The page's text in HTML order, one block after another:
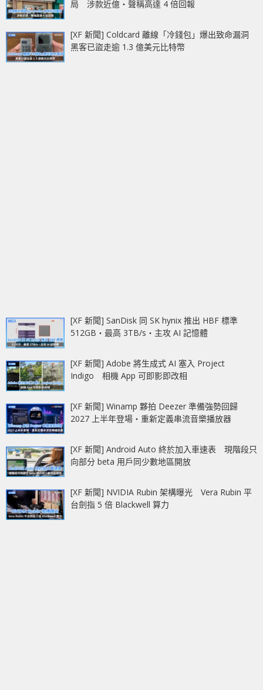
局 涉款近億‧聲稱高達 4 倍回報
[XF 新聞] Coldcard 離線「冷錢包」爆出致命漏洞
黑客已盜走逾 1.3 億美元比特幣
[XF 新聞] SanDisk 同 SK hynix 推出 HBF 標準
512GB‧最高 3TB/s‧主攻 AI 記憶體
[XF 新聞] Adobe 將生成式 AI 塞入 Project
Indigo 相機 App 可即影即改相
[XF 新聞] Winamp 夥拍 Deezer 準備強勢回歸
2027 上半年登場‧重新定義串流音樂播放器
[XF 新聞] Android Auto 終於加入車速表 現階段只
向部分 beta 用戶同少數地區開放
[XF 新聞] NVIDIA Rubin 架構曝光 Vera Rubin 平
台劍指 5 倍 Blackwell 算力